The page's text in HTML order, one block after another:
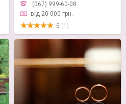
(067) 999-60-08
від 20 000 грн.
5 (1)